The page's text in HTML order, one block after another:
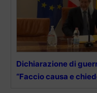
Dichiarazione di
“Faccio causa e